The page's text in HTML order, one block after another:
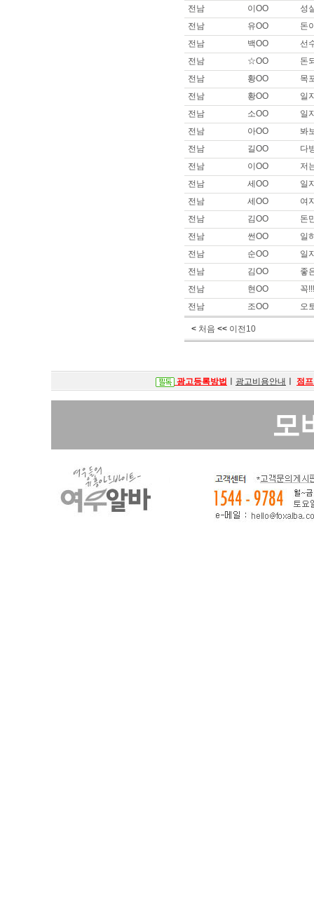
이름 :으OO
희망지역 : 서울 강남구 / 희망
제목 :
잘 부탁드립니다
이름 :
희망지역 : 서울 강북구 / 희망
제목 :
안녕하세요 장기근무 구
이름 :아OO
희망지역 : 경기 고양시 / 희망
제목 :
남성마시지사 남성도우미
이름 :
희망지역 : 경기 고양시 / 희망
제목 :
잘부탁드립니다. 이나리
이름 :안OO
희망지역 : 경기 고양시 / 희망
제목 :
안 ㅁ 나 오 ㅍ 없을까요?
이름 :
희망지역 : 서울 관악구 / 희망
제목 :44사이즈 썰부자 타로리
이름 :안OO
희망지역 : 경기 고양시 / 희망
제목 :
안*, 오* 구해봐여 사이즈
이름 : 안OO
이름 :안OO
희망지역 : 경기 고양시 / 희망
제목 :안녕하세요. 안ㅁ나 오ㅍ
희망지역 : 충남 / 희망급여 : 면
희망지역 : 서울 강남구 / 희망
제목 :소형 룸사롱,쩜오,텐카페
.OO
희망지역 : 충남 천안시 / 희망
전남
이OO
성
전남
유OO
돈
전남
백OO
선
전남
☆OO
돈
전남
황OO
목
전남
황OO
일
전남
소OO
일
전남
아OO
봐
전남
길OO
다
전남
이OO
저
전남
세OO
일
전남
세OO
여
전남
김OO
돈
전남
썬OO
일
전남
순OO
일
전남
김OO
좋
전남
현OO
꼭
전남
조OO 오
< 처음 << 이전10
광고등록방법 광고비용안내 점
모